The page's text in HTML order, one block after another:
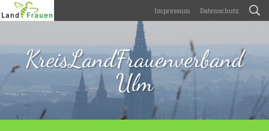
Impressum Datenschutz
KreisLandFrauenverband
Ulm